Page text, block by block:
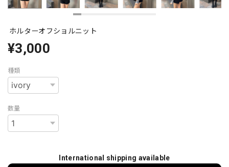
ホルターオフショルニット
¥3,000
種類
数量
International shipping available